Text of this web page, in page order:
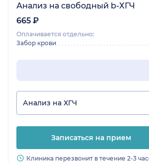
Анализ на свободный b-ХГЧ
665 ₽
Оплачивается отдельно:
Забор крови
Анализ на ХГЧ
Записаться на прием
Клиника перезвонит в течение 2-3